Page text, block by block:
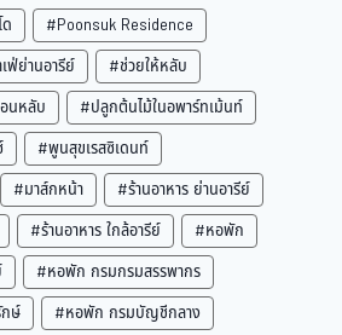
#Poonsuk Residence
ฟ่ย่านอารีย์
#ช่วยให้หลับ
นหลับ
#ปลูกต้นไม้ในอพาร์ทเม้นท์
#พูนสุขเรสซิเดนท์
#มาส์กหน้า
#ร้านอาหาร ย่านอารีย์
#ร้านอาหาร ใกล้อารีย์
#หอพัก
#หอพัก กรมกรมสรรพากร
ษ์
#หอพัก กรมบัญชีกลาง